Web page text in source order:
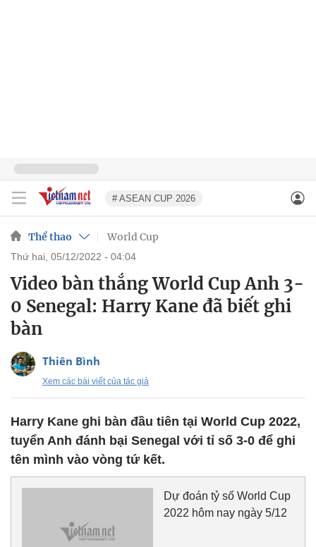
# ASEAN CUP 2026
Thể thao World Cup
thứ hai, 05/12/2022 - 04:04
Video bàn thắng World Cup Anh 3-
0 Senegal: Harry Kane đã biết ghi
bàn
Thiên Bình
Xem các bài viết của tác giả
Harry Kane ghi bàn đầu tiên tại World Cup 2022,
tuyển Anh đánh bại Senegal với tỉ số 3-0 để ghi
tên mình vào vòng tứ kết.
Dự đoán tỷ số World Cup
2022 hôm nay ngày 5/12